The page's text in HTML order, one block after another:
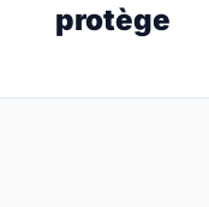
protège